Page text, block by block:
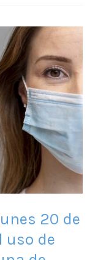
20 de
uso de